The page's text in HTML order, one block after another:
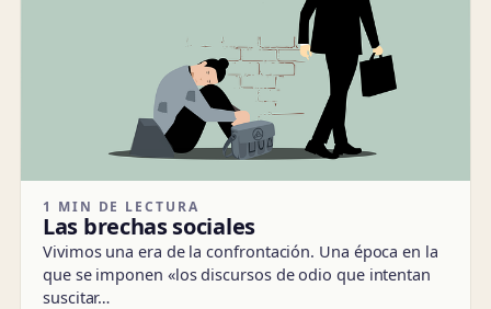
1 MIN DE LECTURA
Las brechas sociales
Vivimos una era de la confrontación. Una época en la
que se imponen «los discursos de odio que intentan
suscitar…